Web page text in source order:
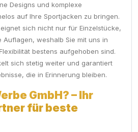
Designs und komplexe
auf Ihre Sportjacken zu bringen.
sich nicht nur für Einzelstücke,
weshalb Sie mit uns in
bestens aufgehoben sind.
sich stetig weiter und garantiert
die in Erinnerung bleiben.
GmbH? – Ihr
für beste